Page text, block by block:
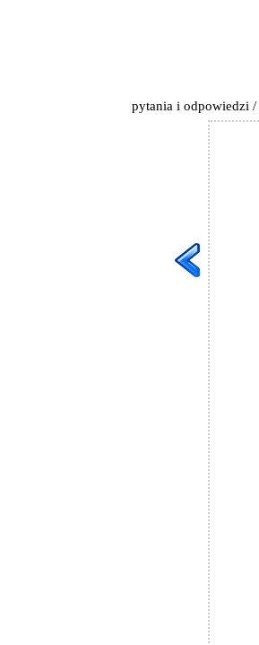
pytania i odpowiedzi /